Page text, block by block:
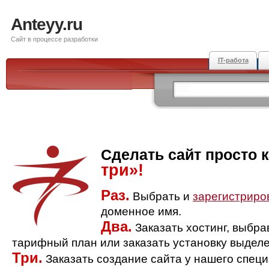
Anteyy.ru
Сайт в процессе разработки
IT-работа
Сделать сайт просто
три»!
Раз. Выбрать и
доменное имя.
Два. Заказать хостинг,
тарифный план или заказать установку
Три. Заказать создание сайта у нашего